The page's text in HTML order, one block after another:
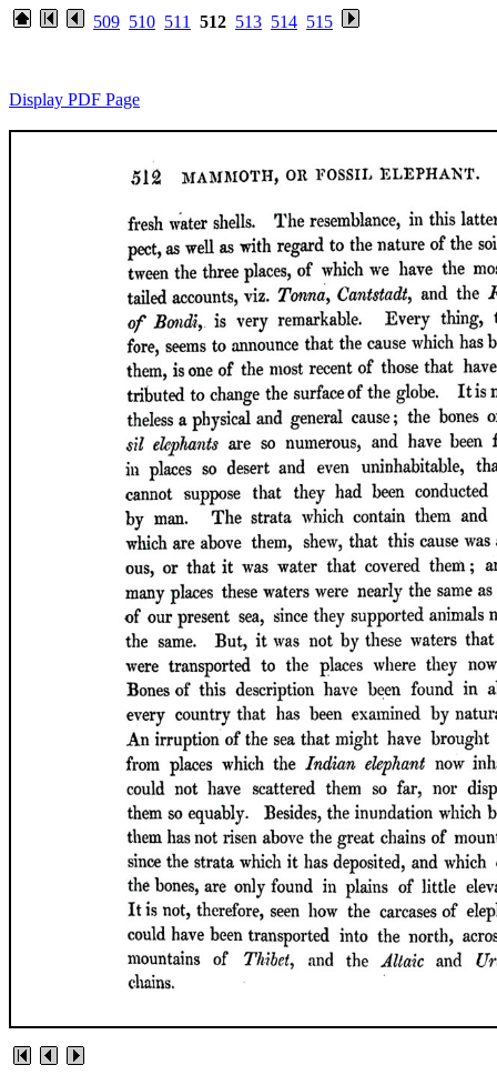
509 510 511 512 513 514 515
Display PDF Page